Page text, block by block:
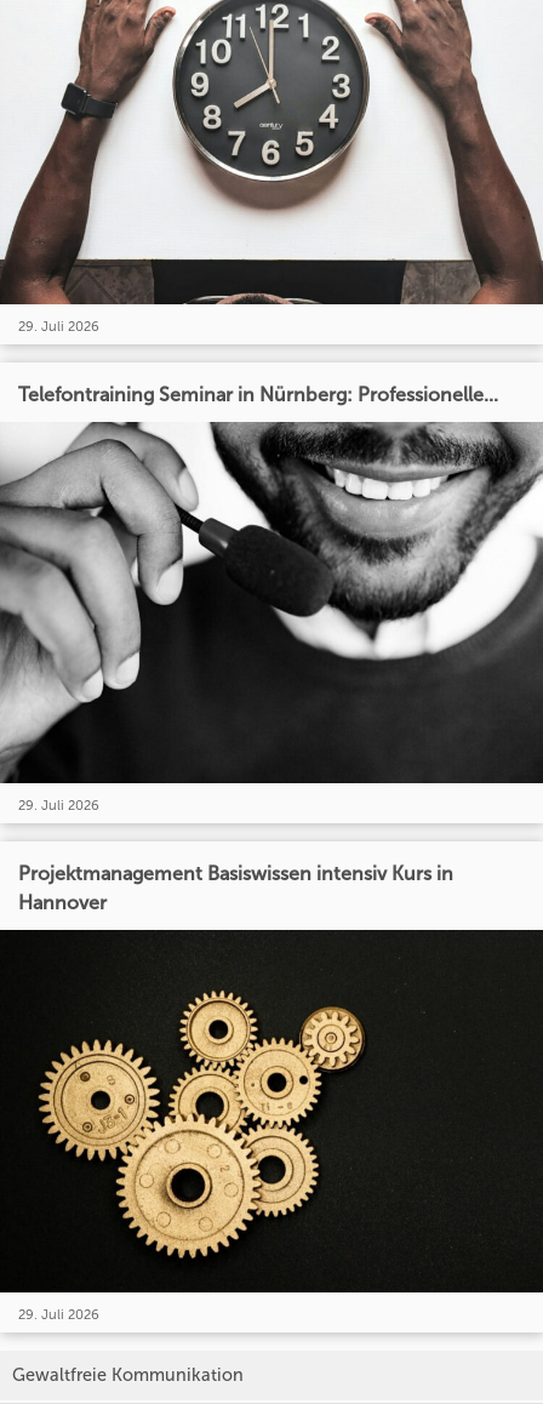
29. Juli 2026
Telefontraining Seminar in Nürnberg: Professionelle...
29. Juli 2026
Projektmanagement Basiswissen intensiv Kurs in
Hannover
29. Juli 2026
Gewaltfreie Kommunikation